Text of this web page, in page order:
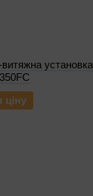
установка
ціну